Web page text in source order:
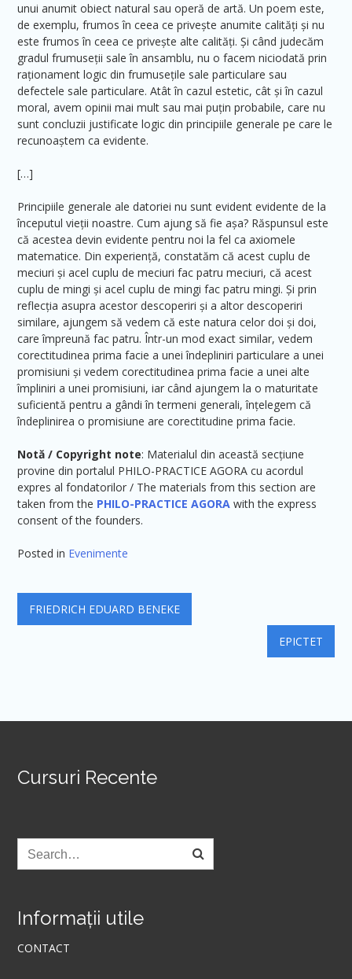
unui anumit obiect natural sau operă de artă. Un poem este,
de exemplu, frumos în ceea ce privește anumite calități și nu
este frumos în ceea ce privește alte calități. Și când judecăm
gradul frumuseții sale în ansamblu, nu o facem niciodată prin
raționament logic din frumusețile sale particulare sau
defectele sale particulare. Atât în ​​cazul estetic, cât și în cazul
moral, avem opinii mai mult sau mai puțin probabile, care nu
sunt concluzii justificate logic din principiile generale pe care le
recunoaștem ca evidente.
[…]
Principiile generale ale datoriei nu sunt evident evidente de la
începutul vieții noastre. Cum ajung să fie așa? Răspunsul este
că acestea devin evidente pentru noi la fel ca axiomele
matematice. Din experiență, constatăm că acest cuplu de
meciuri și acel cuplu de meciuri fac patru meciuri, că acest
cuplu de mingi și acel cuplu de mingi fac patru mingi. Și prin
reflecția asupra acestor descoperiri și a altor descoperiri
similare, ajungem să vedem că este natura celor doi și doi,
care împreună fac patru. Într-un mod exact similar, vedem
corectitudinea prima facie a unei îndepliniri particulare a unei
promisiuni și vedem corectitudinea prima facie a unei alte
împliniri a unei promisiuni, iar când ajungem la o maturitate
suficientă pentru a gândi în termeni generali, înțelegem că
îndeplinirea o promisiune are corectitudine prima facie.
Notă / Copyright note: Materialul din această secțiune
provine din portalul PHILO-PRACTICE AGORA cu acordul
expres al fondatorilor / The materials from this section are
taken from the PHILO-PRACTICE AGORA with the express
consent of the founders.
Posted in Evenimente
Navigare
în
FRIEDRICH EDUARD BENEKE
EPICTET
Cursuri Recente
Informații utile
CONTACT